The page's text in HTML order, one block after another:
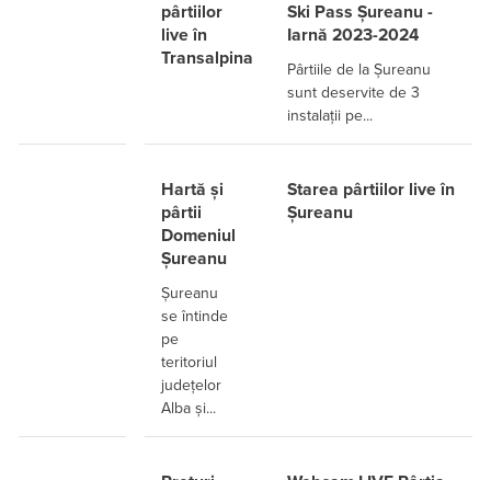
pârtiilor
live în
Transalpina
Ski Pass Șureanu -
Iarnă 2023-2024
Pârtiile de la Șureanu
sunt deservite de 3
instalații pe...
Hartă și
pârtii
Domeniul
Șureanu
Șureanu
se întinde
pe
teritoriul
județelor
Alba și...
Starea pârtiilor live în
Șureanu